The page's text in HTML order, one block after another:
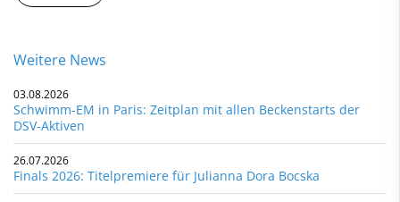
Weitere News
03.08.2026
Schwimm-EM in Paris: Zeitplan mit allen Beckenstarts der
DSV-Aktiven
26.07.2026
Finals 2026: Titelpremiere für Julianna Dora Bocska